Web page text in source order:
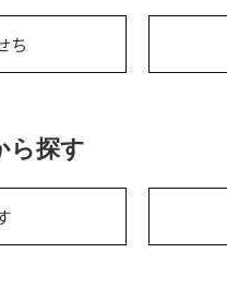
ち
ら探す